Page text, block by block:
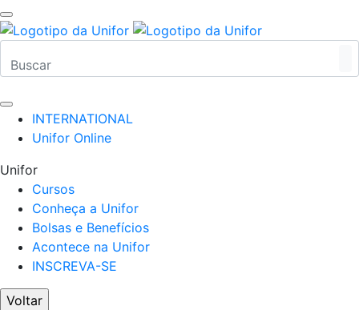
INTERNATIONAL
Unifor Online
Unifor
Cursos
Conheça a Unifor
Bolsas e Benefícios
Acontece na Unifor
INSCREVA-SE
Voltar